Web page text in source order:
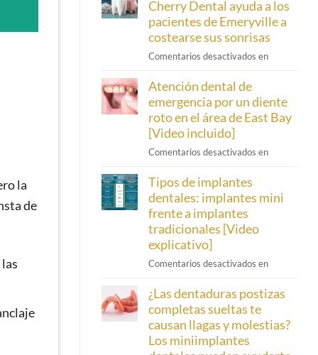
la
de
un
explica
los
al
tratamiento
Cherry Dental ayuda a los
pacientes de Emeryville a
costearse sus sonrisas
Comentarios desactivados enCómo
de
Cherry
Dental
a
de
sonrisas
Atención dental de
emergencia por un diente
roto en el área de East Bay
[Video incluido]
Comentarios desactivados enSobre
dental
de
diente
en
área
Tipos de implantes
dentales: implantes mini
frente a implantes
tradicionales [Video
explicativo]
Comentarios desactivados enSobre
tipos
implantes
¿Las dentaduras postizas
completas sueltas te
causan llagas y molestias?
Los miniimplantes